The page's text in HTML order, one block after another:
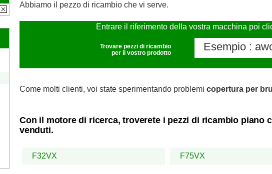
Abbiamo il pezzo di ricambio che vi serve.
Entrare il riferimento della vostra macchina poi
Trovare pezzi di ricambio
per il vostro prodotto
Come molti clienti, voi state sperimentando problemi copertura per
Con il motore di ricerca, troverete i pezzi di ricambio piano
venduti.
F32VX F75VX